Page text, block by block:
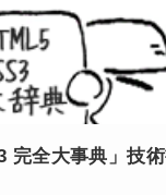
完全大事典」技